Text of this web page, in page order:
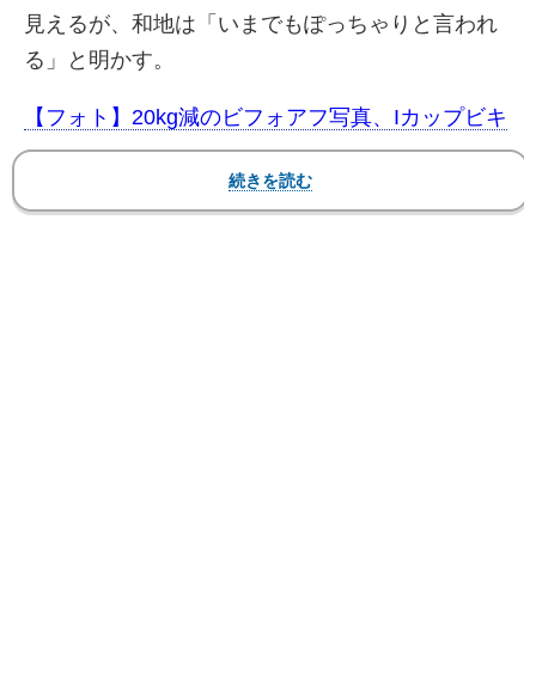
見えるが、和地は「いまでもぽっちゃりと言われ
る」と明かす。
【フォト】20kg減のビフォアフ写真、Iカップビキ
ニ姿も